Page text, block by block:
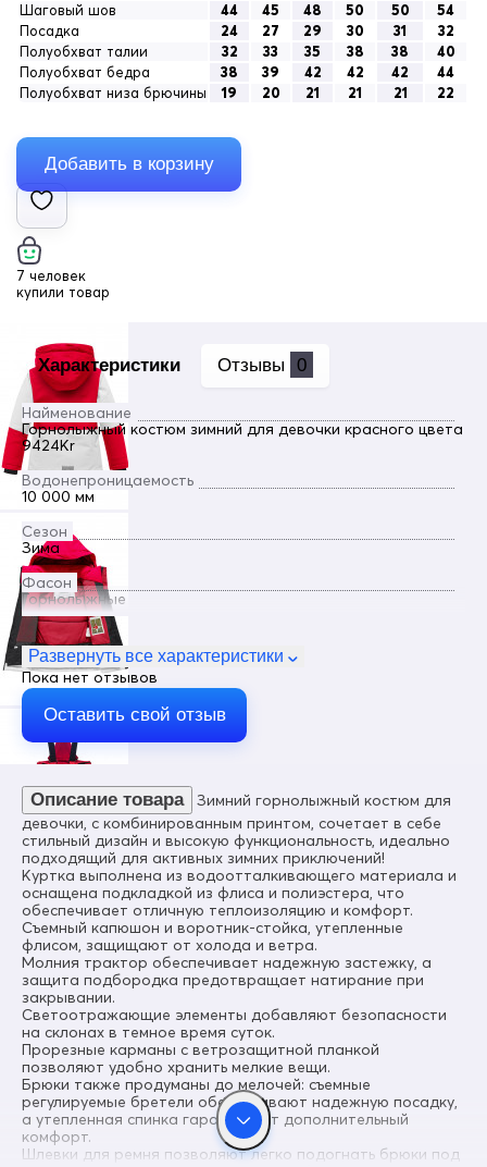
Шаговый шов
44 45 48 50 50
54
Посадка
24 27 29 30 31
32
Полуобхват талии
32 33 35 38 38
40
Полуобхват бедра
38 39 42 42 42
44
Полуобхват низа брючины
19 20 21 21 21 22
7 человек
купили товар
Характеристики Отзывы 0
Найменование
Горнолыжный костюм зимний для девочки красного цвета
9424Kr
Водонепроницаемость
10 000 мм
Сезон
Зима
Фасон
Горнолыжные
Пол
Девочка
Цвет
Красный
Материал
Мембранные материалы, Полиэстер, Плащевка, Тефлон,
Экологичные материалы
Состав
100% Полиэстер
Материал подкладки куртки
Полиэстер/С начесом
Материал подкладки капюшона
Полиэстер/С начесом
Материал подкладки полукомбинезона
Полиэстер/С начесом
Материал подкладки воротника
Полиэстер/С начесом
Коллекция
Осень-зима 2024
Материал наполнителя
Тинсулейт
Диапазон температур
Развернуть все характеристики
Пока нет отзывов
Оставить свой отзыв
Описание товара
Зимний горнолыжный костюм для
девочки, с комбинированным принтом, сочетает в себе
стильный дизайн и высокую функциональность, идеально
подходящий для активных зимних приключений!
Куртка выполнена из водоотталкивающего материала и
оснащена подкладкой из флиса и полиэстера, что
обеспечивает отличную теплоизоляцию и комфорт.
Съемный капюшон и воротник-стойка, утепленные
флисом, защищают от холода и ветра.
Молния трактор обеспечивает надежную застежку, а
защита подбородка предотвращает натирание при
закрывании.
Светоотражающие элементы добавляют безопасности
на склонах в темное время суток.
Прорезные карманы с ветрозащитной планкой
позволяют удобно хранить мелкие вещи.
Брюки также продуманы до мелочей: съемные
регулируемые бретели обеспечивают надежную посадку,
а утепленная спинка гарантирует дополнительный
комфорт.
Шлевки для ремня позволяют легко подогнать брюки под